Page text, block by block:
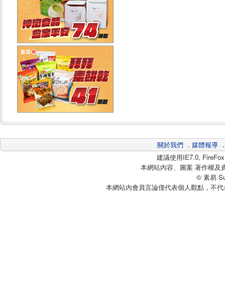
關於我們 ． 媒體報導
建議使用IE7.0,
本網站內容、圖案 著作權及
© 素易
本網站內會員言論僅代表個人觀點，不